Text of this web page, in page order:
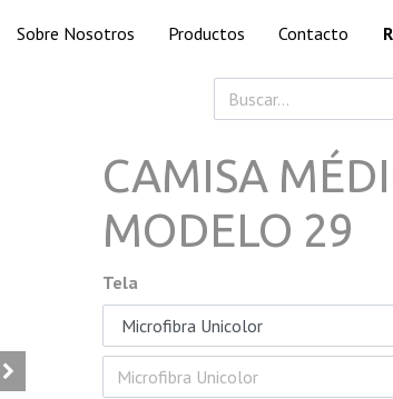
Sobre Nosotros Productos Contacto
CAMISA
MODELO 29
Tela